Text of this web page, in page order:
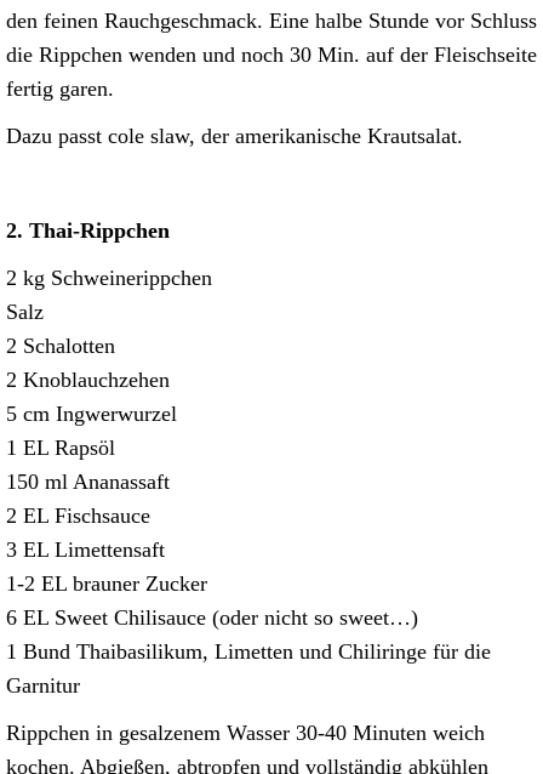
den feinen Rauchgeschmack. Eine halbe Stunde vor Schluss
die Rippchen wenden und noch 30 Min. auf der Fleischseite
fertig garen.
Dazu passt cole slaw, der amerikanische Krautsalat.
2. Thai-Rippchen
2 kg Schweinerippchen
Salz
2 Schalotten
2 Knoblauchzehen
5 cm Ingwerwurzel
1 EL Rapsöl
150 ml Ananassaft
2 EL Fischsauce
3 EL Limettensaft
1-2 EL brauner Zucker
6 EL Sweet Chilisauce (oder nicht so sweet…)
1 Bund Thaibasilikum, Limetten und Chiliringe für die
Garnitur
Rippchen in gesalzenem Wasser 30-40 Minuten weich
kochen. Abgießen, abtropfen und vollständig abkühlen